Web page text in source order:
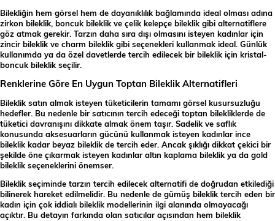
Bilekliğin hem görsel hem de dayanıklılık bağlamında ideal olması adına
zirkon bileklik, boncuk bileklik ve çelik kelepçe bileklik gibi alternatiflere
göz atmak gerekir. Tarzın daha sıra dışı olmasını isteyen kadınlar için
zincir bileklik ve charm bileklik gibi seçenekleri kullanmak ideal. Günlük
kullanımda ya da özel davetlerde tercih edilecek bir bileklik için kristal-
boncuk bileklik seçilir.
Renklerine Göre En Uygun Toptan Bileklik Alternatifleri
Bileklik satın almak isteyen tüketicilerin tamamı görsel kusursuzluğu
hedefler. Bu nedenle bir satıcının tercih edeceği toptan bilekliklerde de
tüketici davranışını dikkate almak önem taşır. Sadelik ve saflık
konusunda aksesuarların gücünü kullanmak isteyen kadınlar ince
bileklik kadar beyaz bileklik de tercih eder. Ancak şıklığı dikkat çekici bir
şekilde öne çıkarmak isteyen kadınlar altın kaplama bileklik ya da gold
bileklik seçeneklerini önemser.
Bileklik seçiminde tarzın tercih edilecek alternatifi de doğrudan etkilediği
bilinerek hareket edilmelidir. Bu nedenle de gümüş bileklik tercih eden bir
kadın için çok iddialı bileklik modellerinin ilgi alanında olmayacağı
açıktır. Bu detayın farkında olan satıcılar açısından hem bileklik